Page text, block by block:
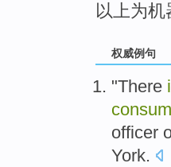
以上为
权威例句
"There
officer
York.